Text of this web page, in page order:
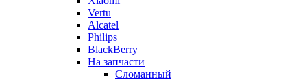
Vertu
Alcatel
Philips
BlackBerry
На запчасти
Сломанный